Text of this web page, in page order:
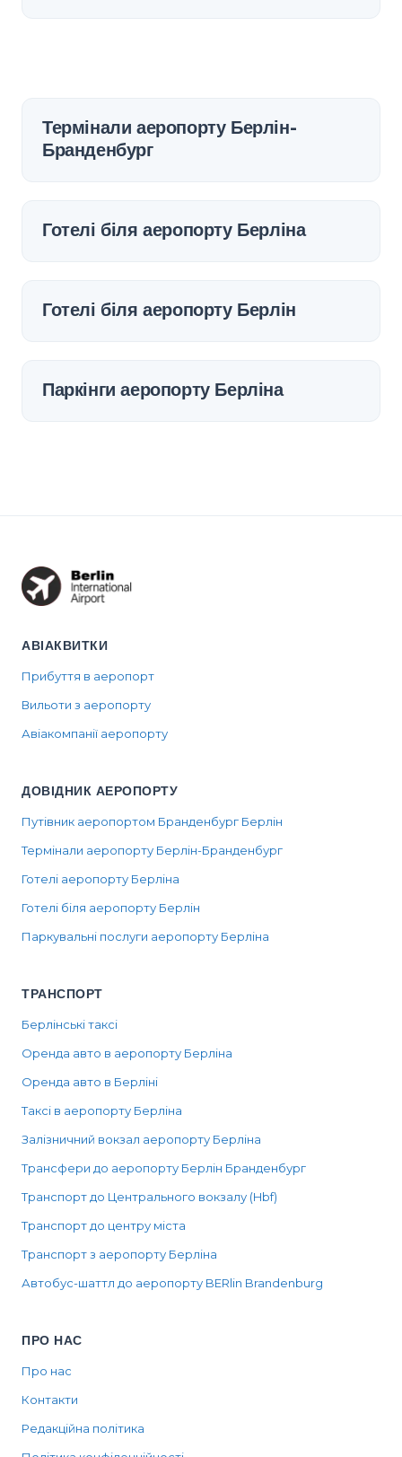
Термінали аеропорту Берлін-
Бранденбург
Готелі біля аеропорту Берліна
Готелі біля аеропорту Берлін
Паркінги аеропорту Берліна
АВІАКВИТКИ
Прибуття в аеропорт
Вильоти з аеропорту
Авіакомпанії аеропорту
ДОВІДНИК АЕРОПОРТУ
Путівник аеропортом Бранденбург Берлін
Термінали аеропорту Берлін-Бранденбург
Готелі аеропорту Берліна
Готелі біля аеропорту Берлін
Паркувальні послуги аеропорту Берліна
ТРАНСПОРТ
Берлінські таксі
Оренда авто в аеропорту Берліна
Оренда авто в Берліні
Таксі в аеропорту Берліна
Залізничний вокзал аеропорту Берліна
Трансфери до аеропорту Берлін Бранденбург
Транспорт до Центрального вокзалу (Hbf)
Транспорт до центру міста
Транспорт з аеропорту Берліна
Автобус-шаттл до аеропорту BERlin Brandenburg
ПРО НАС
Про нас
Контакти
Редакційна політика